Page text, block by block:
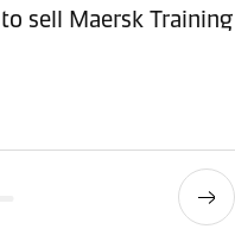
sell Maersk Training